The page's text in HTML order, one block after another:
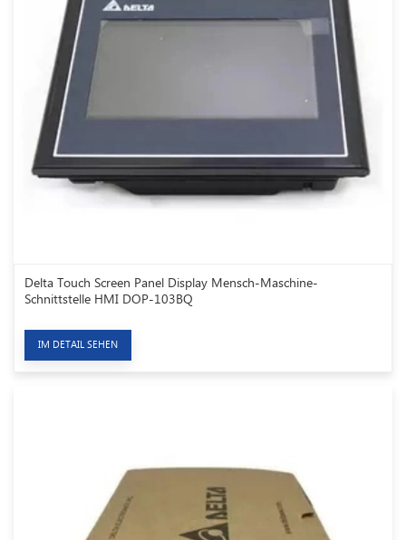
Delta Touch Screen Panel Display Mensch-Maschine-
Schnittstelle HMI DOP-103BQ
IM DETAIL SEHEN